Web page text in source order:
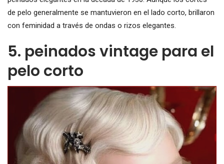
de pelo generalmente se mantuvieron en el lado corto, brillaron
con feminidad a través de ondas o rizos elegantes.
5. peinados vintage para el
pelo corto